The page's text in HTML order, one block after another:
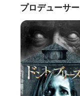
プロデューサー
ド
ト・
ブ
リ
ー
ズ